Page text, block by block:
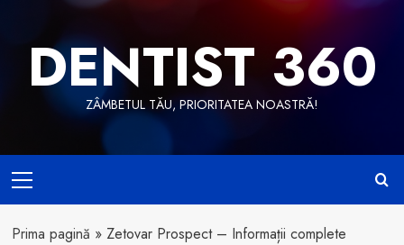
contentDENTIST 360
ZÂMBETUL TĂU, PRIORITATEA NOASTRĂ!
Menu
Prima pagină » Zetovar Prospect – Informații complete